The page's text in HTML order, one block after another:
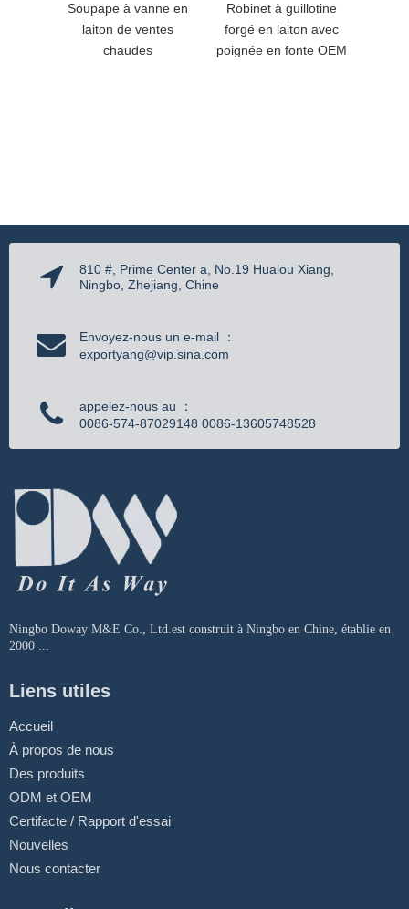
Soupape à vanne en
laiton de ventes
chaudes
Robinet à guillotine
forgé en laiton avec
poignée en fonte OEM
810 #, Prime Center a, No.19 Hualou Xiang,
Ningbo, Zhejiang, Chine
Envoyez-nous un e-mail ：
exportyang@vip.sina.com
appelez-nous au ：
0086-574-87029148 0086-13605748528
Ningbo Doway M&E Co., Ltd.est construit à Ningbo en Chine, établie en
2000 ...
Liens utiles
Accueil
À propos de nous
Des produits
ODM et OEM
Certifacte / Rapport d'essai
Nouvelles
Nous contacter